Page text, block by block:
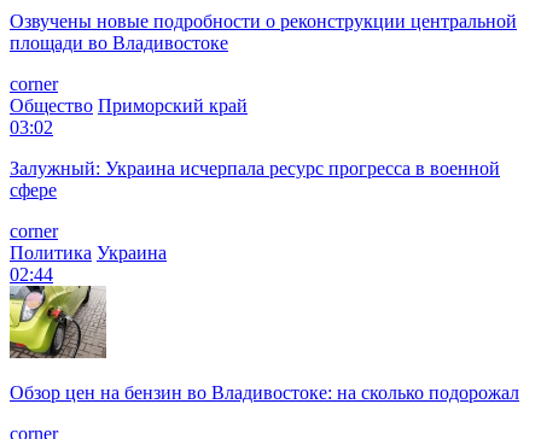
Озвучены новые подробности о реконструкции центральной
площади во Владивостоке
corner
Общество Приморский край
03:02
Залужный: Украина исчерпала ресурс прогресса в военной
сфере
corner
Политика Украина
02:44
Обзор цен на бензин во Владивостоке: на сколько подорожал
corner